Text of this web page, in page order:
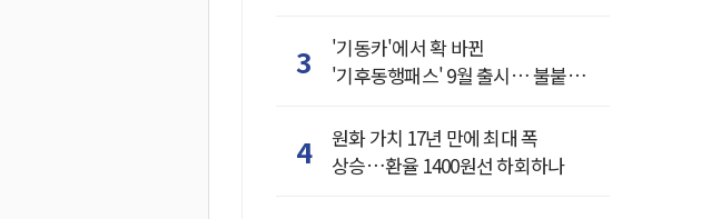
3
'기동카'에서 확 바뀐
'기후동행패스' 9월 출시… 불붙은
4
원화 가치 17년 만에 최대 폭
상승…환율 1400원선 하회하나